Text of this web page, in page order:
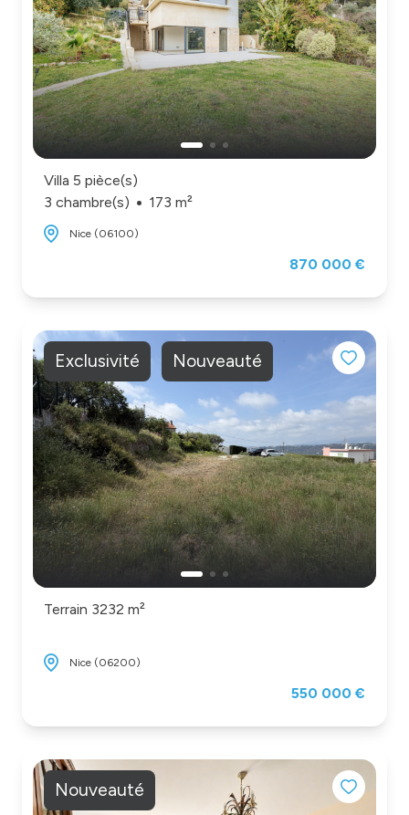
Villa 5 pièce(s)
3 chambre(s)
173 m²
Nice (06100)
870 000 €
Exclusivité Nouveauté
Terrain 3232 m²
Nice (06200)
550 000 €
Nouveauté